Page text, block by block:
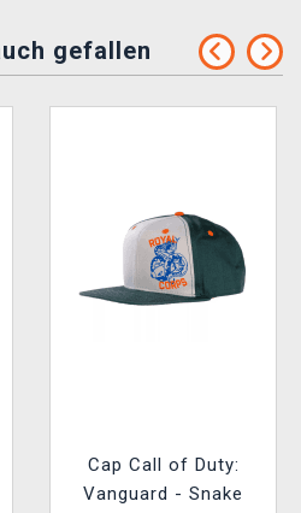
gefallen
Cap Call of Duty:
Vanguard - Snake